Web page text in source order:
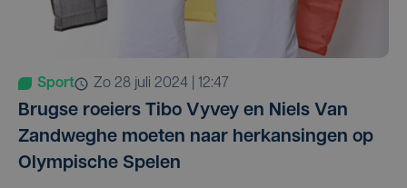
Sport zo 28 juli 2024 | 12:47
Brugse roeiers Tibo Vyvey en Niels Van
Zandweghe moeten naar herkansingen op
Olympische Spelen